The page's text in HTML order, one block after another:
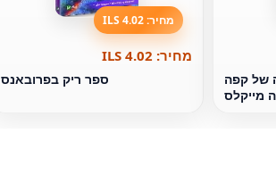
מחיר: 4.02 ILS
מחיר: 4.02 ILS
ספר ריק בפרובאנס
של קפה
מייקלס